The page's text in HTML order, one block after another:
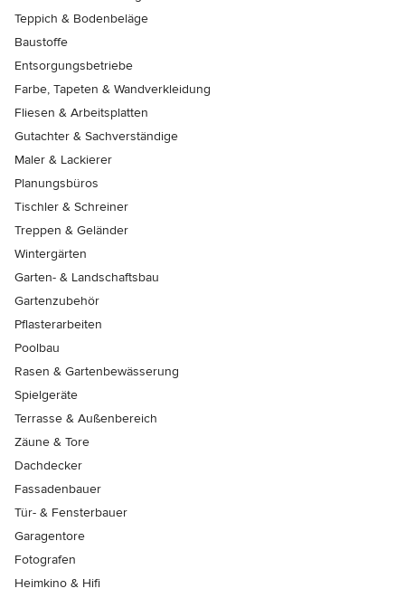
Teppich & Bodenbeläge
Baustoffe
Entsorgungsbetriebe
Farbe, Tapeten & Wandverkleidung
Fliesen & Arbeitsplatten
Gutachter & Sachverständige
Maler & Lackierer
Planungsbüros
Tischler & Schreiner
Treppen & Geländer
Wintergärten
Garten- & Landschaftsbau
Gartenzubehör
Pflasterarbeiten
Poolbau
Rasen & Gartenbewässerung
Spielgeräte
Terrasse & Außenbereich
Zäune & Tore
Dachdecker
Fassadenbauer
Tür- & Fensterbauer
Garagentore
Fotografen
Heimkino & Hifi